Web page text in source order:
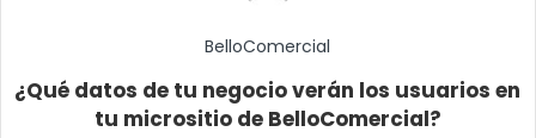
BelloComercial
¿Qué datos de tu negocio verán los usuarios en
tu micrositio de BelloComercial?